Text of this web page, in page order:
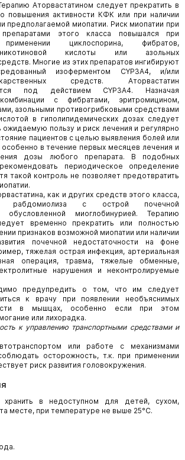
Аторвастатином следует прекратить в
повышения активности КФК или при наличии
предполагаемой миопатии. Риск миопатии при
этого класса повышался при
циклоспорина, фибратов,
кислоты или азольных
Многие из этих препаратов ингибируют
изоферментом CYP3A4, и/или
средств. Аторвастатин
под действием CYP3A4. Назначая
с фибратами, эритромицином,
азольными противогрибковыми средствами
в гиполипидемических дозах следует
ожидаемую пользу и риск лечения и регулярно
пациентов с целью выявления болей или
в течение первых месяцев лечения и
дозы любого препарата. В подобных
периодическое определение
такой контроль не позволяет предотвратить
как и других средств этого класса,
рабдомиолиза с острой почечной
обусловленной миоглобинурией. Терапию
временно прекратить или полностью
признаков возможной миопатии или наличии
почечной недостаточности на фоне
тяжелая острая инфекция, артериальная
операция, травма, тяжелые обменные,
нарушения и неконтролируемые
предупредить о том, что им следует
к врачу при появлении необъяснимых
в мышцах, особенно если при этом
или лихорадка.
к управлению транспортными средствами и
или работе с механизмами
осторожность, т.к. при применении
риск развития головокружения.
хранить в недоступном для детей, сухом,
месте, при температуре не выше 25°С.